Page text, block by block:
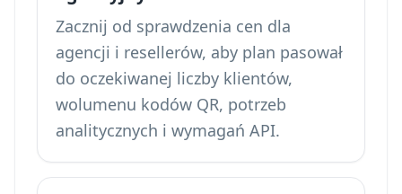
Zacznij od sprawdzenia cen dla
agencji i resellerów, aby plan pasował
do oczekiwanej liczby klientów,
wolumenu kodów QR, potrzeb
analitycznych i wymagań API.